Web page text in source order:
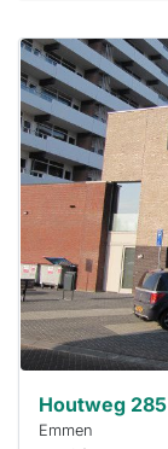
Deze woning
is
waarschijnlijk
al verhuurd
Om kans te
maken moet je
binnen 15
minuten
reageren.
Stekkies helpt
je hierbij!
Houtweg 285
Emmen